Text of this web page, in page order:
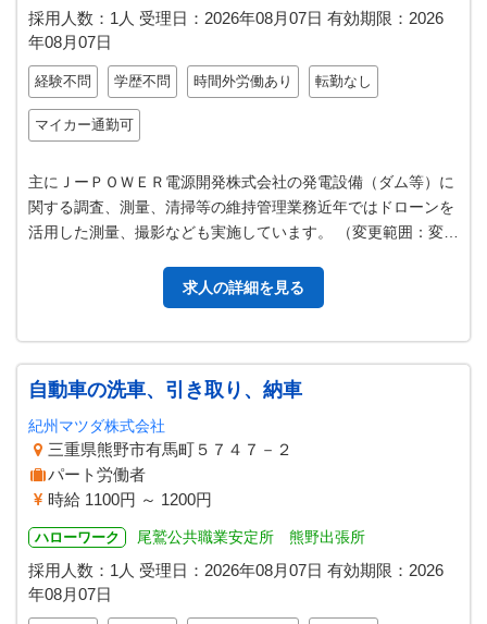
採用人数：1人 受理日： 2026年08月07日 有効期限： 2026
年08月07日
経験不問 学歴不問 時間外労働あり 転勤なし
マイカー通勤可
主にＪーＰＯＷＥＲ電源開発株式会社の発電設備（ダム等）に
関する調査、測量、清掃等の維持管理業務近年ではドローンを
活用した測量、撮影なども実施しています。 （変更範囲：変更
求人の詳細を見る
自動車の洗車、引き取り、納車
紀州マツダ株式会社
三重県熊野市有馬町５７４７－２
パート労働者
時給 1100円 ～ 1200円
ハローワーク 尾鷲公共職業安定所 熊野出張所
採用人数：1人 受理日： 2026年08月07日 有効期限： 2026
年08月07日